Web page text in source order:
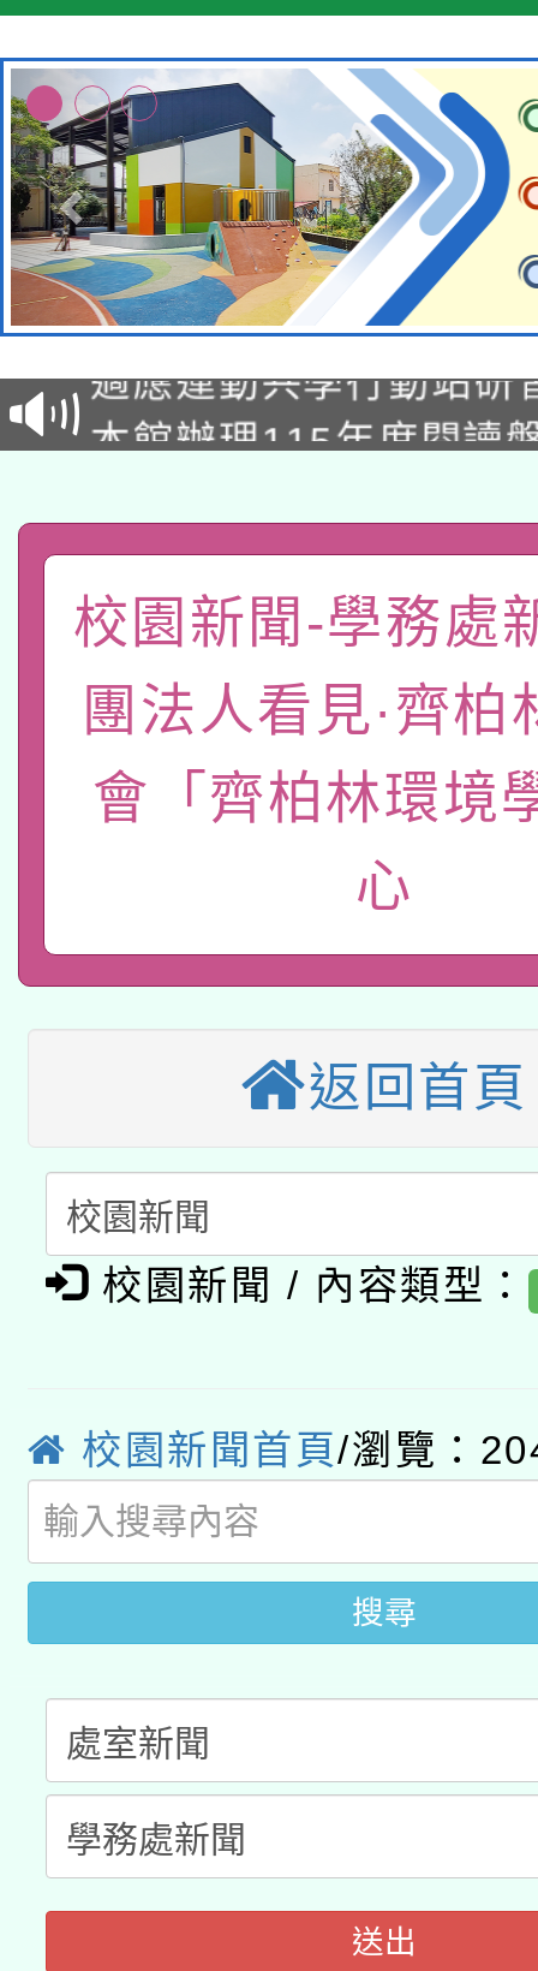
本校115學年度第2次
招甄選結果公告(無人
招)
本館辦理115年度閱讀
礎課程
A3數位素養講師名單
「數位內容與教學軟體
pilot」
薪期間赴陸應申請許可
轉知經濟部水利署委託
業技術研究院辦理「
用水績優單位及節水達
115年8月22日(星期六
桃園市孔廟祈福系列
本校115學年度第2次
招)
適應運動共學行動站研
本館辦理115年度閱讀
暨閱讀推動專業研習
科技賦能─人工智慧
礎課程
A3數位素養講師名單
「數位內容與教學軟體
pilot」
有關大陸委員會函釋公
轉知經濟部水利署委託
用水績優單位及節水達
動」
桃園市孔廟祈福系列
開 智慧啟航」
2026年桃園地景藝術
校園新聞-學務處
團法人看見·齊柏
會「齊柏林環境
心
返回首頁
校園新聞 / 內容類型：
校園新聞首頁/瀏覽：
搜尋
送出